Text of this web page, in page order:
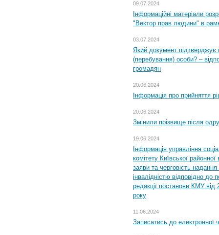
09.07.2024
Інформаційні матеріали
"Вектор прав людини" в
03.07.2024
Який документ підтверджує
(перебування) особи? –
громадян
20.06.2024
Інформація про прийняття
20.06.2024
Змінили прізвище після
19.06.2024
Інформація управління
комітету Київської
заяви та черговість надання
інвалідністю відповідно
редакції постанови КМУ
року
11.06.2024
Записатись до електронної